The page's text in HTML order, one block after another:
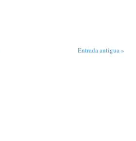
Entrada antigua »